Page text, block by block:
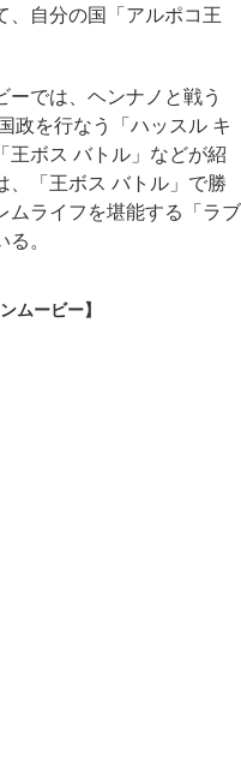
、自分の国「アルポコ王
では、ヘンナノと戦う
政を行なう「ハッスル キ
王ボス バトル」などが紹
、「王ボス バトル」で勝
ムライフを堪能する「ラブ
。
ムービー】